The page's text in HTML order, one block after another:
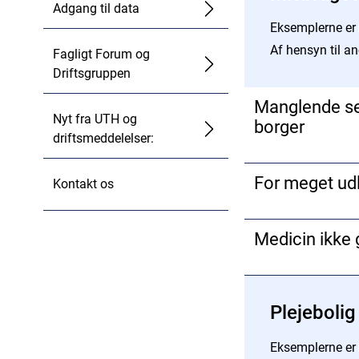
Adgang til data
Fagligt Forum og
Driftsgruppen
Nyt fra UTH og
driftsmeddelelser:
Kontakt os
Eksemplerne
Af hensyn til
Manglende
borger
Vera kommer til
Misbrugscenteret
og ligger på
Personalet på
Veras
hun er indlagt på
Faktisk
For meget
Lars får metadon
metadon i oral
medarbejder det
Mulig
Medicin ikke
Hans er i
dagvagten, at
aftenen før.
Eksemplerne